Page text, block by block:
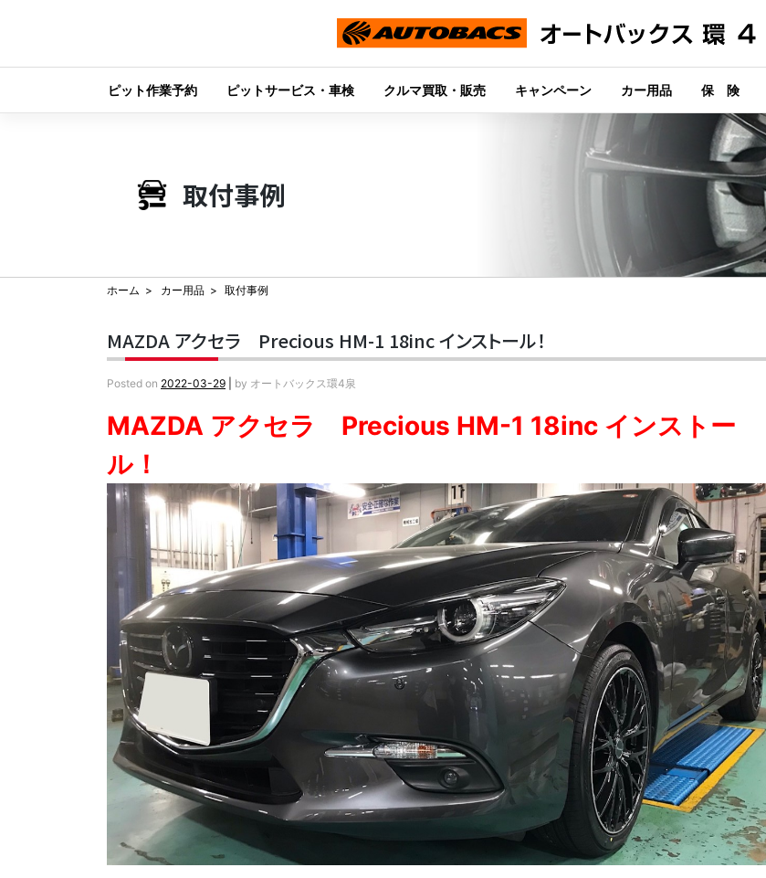
ピット作業予約 ピットサービス・車検 クルマ買取・販売 キャンペーン カー用品 保 険
取付事例
ホーム カー用品 取付事例
MAZDA アクセラ Precious HM-1 18inc インストール！
Posted on 2022-03-29 by オートバックス環4泉
MAZDA アクセラ Precious HM-1 18inc インストー
ル！